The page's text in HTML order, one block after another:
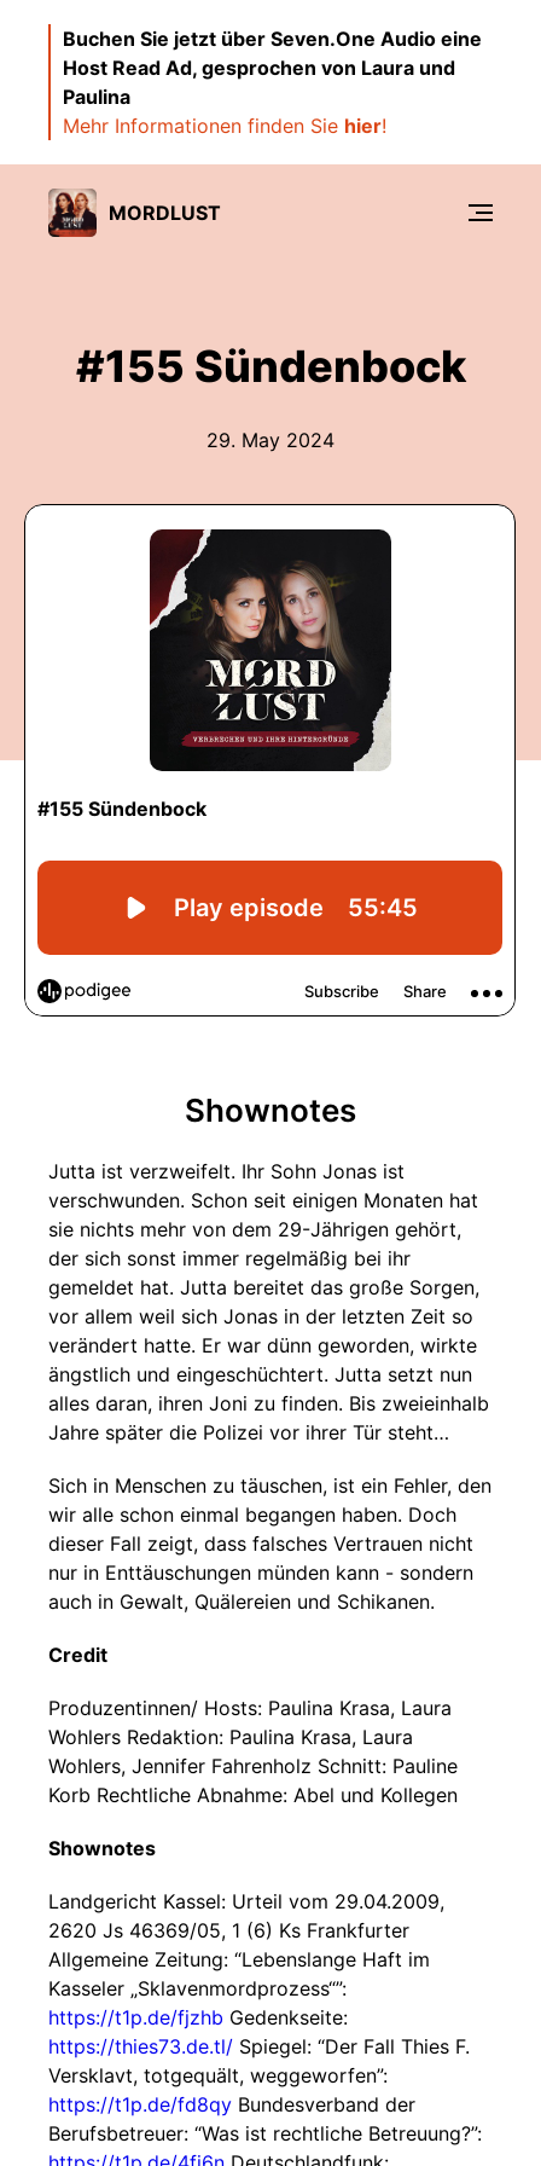
Buchen Sie jetzt über Seven.One Audio eine
Host Read Ad, gesprochen von Laura und
Paulina
Mehr Informationen finden Sie hier!
MORDLUST
#155 Sündenbock
29. May 2024
Shownotes
Jutta ist verzweifelt. Ihr Sohn Jonas ist
verschwunden. Schon seit einigen Monaten hat
sie nichts mehr von dem 29-Jährigen gehört,
der sich sonst immer regelmäßig bei ihr
gemeldet hat. Jutta bereitet das große Sorgen,
vor allem weil sich Jonas in der letzten Zeit so
verändert hatte. Er war dünn geworden, wirkte
ängstlich und eingeschüchtert. Jutta setzt nun
alles daran, ihren Joni zu finden. Bis zweieinhalb
Jahre später die Polizei vor ihrer Tür steht…
Sich in Menschen zu täuschen, ist ein Fehler, den
wir alle schon einmal begangen haben. Doch
dieser Fall zeigt, dass falsches Vertrauen nicht
nur in Enttäuschungen münden kann - sondern
auch in Gewalt, Quälereien und Schikanen.
Credit
Produzentinnen/ Hosts: Paulina Krasa, Laura
Wohlers Redaktion: Paulina Krasa, Laura
Wohlers, Jennifer Fahrenholz Schnitt: Pauline
Korb Rechtliche Abnahme: Abel und Kollegen
Shownotes
Landgericht Kassel: Urteil vom 29.04.2009,
2620 Js 46369/05, 1 (6) Ks Frankfurter
Allgemeine Zeitung: “Lebenslange Haft im
Kasseler „Sklavenmordprozess“”:
https://t1p.de/fjzhb Gedenkseite:
https://thies73.de.tl/ Spiegel: “Der Fall Thies F.
Versklavt, totgequält, weggeworfen”:
https://t1p.de/fd8qy Bundesverband der
Berufsbetreuer: “Was ist rechtliche Betreuung?”: